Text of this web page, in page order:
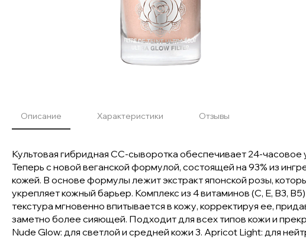
Описание Характеристики Отзывы
Культовая гибридная СС-сыворотка обеспечивает 24-
Теперь с новой веганской формулой, состоящей на 93% из
кожей. В основе формулы лежит экстракт японской розы,
укрепляет кожный барьер. Комплекс из 4 витаминов (C, E, B3,
текстура мгновенно впитывается в кожу, корректируя ее,
заметно более сияющей. Подходит для всех типов кожи и
Nude Glow: для светлой и средней кожи 3. Apricot Light: для